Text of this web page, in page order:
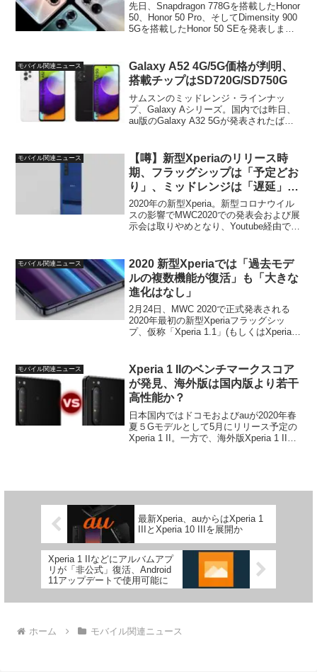
先日、Snapdragon 778Gを搭載したHonor
50、Honor 50 Pro、そしてDimensity 900
5Gを搭載したHonor 50 SEを発表しまし
モバイル関連ニュース
Galaxy A52 4G/5G価格が判明、
搭載チップはSD720G/SD750G
サムスンのミッドレンジ・ラインナッ
プ、Galaxy Aシリーズ。国内では昨日、
au版のGalaxy A32 5Gが発表されたばか
す。そんな中、このGalaxy...
モバイル関連ニュース
【噂】新型Xperiaのリリース時
期、フラッグシップは「予定どお
り」、ミッドレンジは「遅延」－
中国製部品の供給が影響？
2020年の新型Xperia。新型コロナウイル
スの影響でMWC2020での発表会および展
示会は取りやめとなり、Youtube経由での
ところの情報では、2020年前半の新...
モバイル関連ニュース
2020 新型Xperiaでは「過去モデ
ルの複数機能が復活」も「大きな
進化はなし」
2月24日、MWC 2020で正式発表される
2020年最初の新型Xperiaフラッグシッ
プ、仮称「Xperia 1.1」(もしくはXperia 1
てい...
モバイル関連ニュース
Xperia 1 IIのベンチマークスコア
が発見、海外版は国内版より若干
高性能か？
日本国内ではドコモおよびauが2020年春
夏５Gモデルとして5月にリリース予定の
Xperia 1 II。一方で、海外版Xperia 1 IIに
最新Xperia、auからはXperia 1
IIIとXperia 10 IIIを展開か
Xperia 1 IIなどにアルバムアプ
リが「非公式」復活、Android
11アップデートで使用可能に
ホーム モバイル関連ニュース